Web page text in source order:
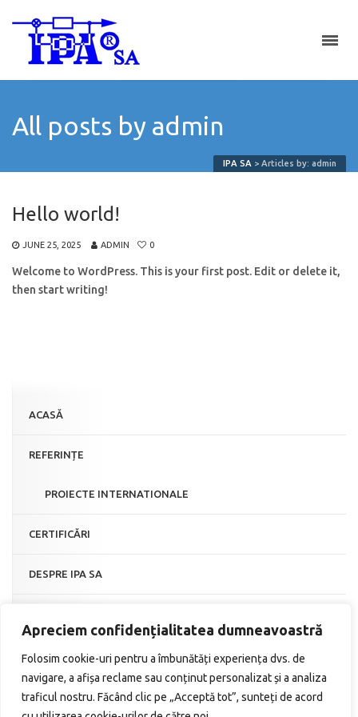
Apreciem confidențialitatea dumneavoastră
Folosim cookie-uri pentru a îmbunătăți experiența dvs. de
navigare, a afișa reclame sau conținut personalizat și a analiza
traficul nostru. Făcând clic pe „Acceptă tot”, sunteți de acord
All posts by admin
IPA SA > Articles by: admin
Hello world!
JUNE 25, 2025 ADMIN 0
Welcome to WordPress. This is your first post. Edit or delete it,
then start writing!
ACASĂ
REFERINȚE
PROIECTE INTERNATIONALE
CERTIFICĂRI
DESPRE IPA SA
CONTACT